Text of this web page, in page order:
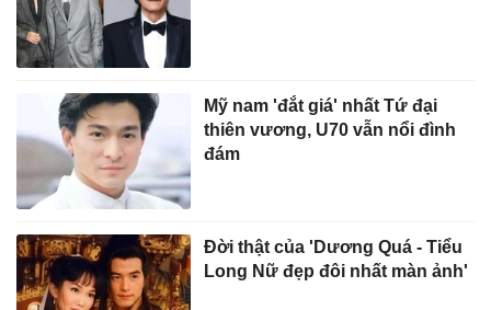
Mỹ nam 'đắt giá' nhất Tứ đại
thiên vương, U70 vẫn nổi đình
đám
Đời thật của 'Dương Quá - Tiểu
Long Nữ đẹp đôi nhất màn ảnh'